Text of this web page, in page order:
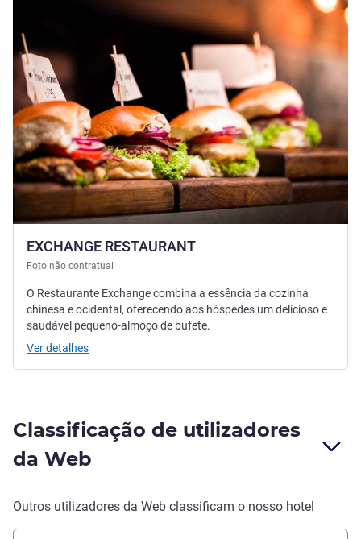
EXCHANGE RESTAURANT
Foto não contratual
O Restaurante Exchange combina a essência da cozinha
chinesa e ocidental, oferecendo aos hóspedes um delicioso e
saudável pequeno-almoço de bufete.
Ver detalhes
Classificação de utilizadores
da Web
Outros utilizadores da Web classificam o nosso hotel